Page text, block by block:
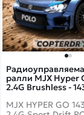
ралли MJX Hyper
2.4G Brushless -
MJX HYPER GO